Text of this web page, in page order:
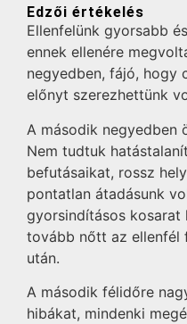
Edzői értékelés
Ellenfelünk gyorsabb
ennek ellenére
negyedben, fájó, hogy
előnyt szerezhettünk
A második negyedben
Nem tudtuk
befutásaikat, rossz
pontatlan átadásunk
gyorsindításos kosarat
tovább nőtt az ellenfél
után.
A második félidőre
hibákat, mindenki